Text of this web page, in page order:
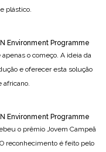
plástico.
Environment Programme
o começo. A ideia da
e oferecer esta solução
Environment Programme
o prêmio Jovem Campeã
reconhecimento é feito pelo